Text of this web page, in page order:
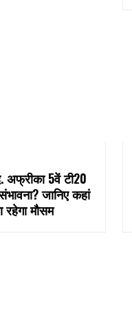
अफ्रीका 5वें टी20
जानिए कहां
मौसम